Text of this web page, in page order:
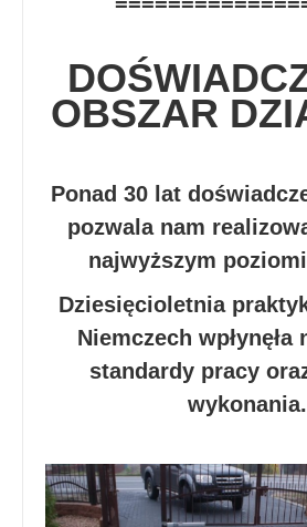
OBSZAR
Ponad 30 lat
pozwala nam
najwyższym
Dziesięcioletnia
Niemczech wpłynęła
standardy pracy
wykonania.